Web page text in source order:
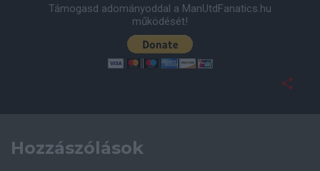
Támogasd adományoddal a ManUtdFanatics.hu
működését!
Hozzászólások